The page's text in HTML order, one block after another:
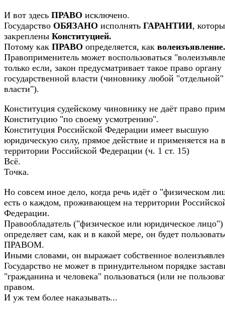
И вот здесь ПРАВО исключено.
Государство ОБЯЗАНО исполнять ГАРАНТИИ,
закреплены Конституцией.
Потому как ПРАВО определяется, как волеизъявление.
Правоприменитель может воспользоваться
только если, закон предусматривает такое право органу
государственной власти (чиновнику любой "отдельной"
власти").
Конституция судейскому чиновнику не даёт право
Конституцию "по своему усмотрению".
Конституция Российской Федерации имеет высшую
юридическую силу, прямое действие и применяется на
территории Российской Федерации (ч. 1 ст. 15)
Всё.
Точка.
Но совсем иное дело, когда речь идёт о "физическом
есть о каждом, проживающем на территории
Федерации.
Правообладатель ("физическое или юридическое лицо")
определяет сам, как и в какой мере, он будет
ПРАВОМ.
Иными словами, он выражает собственное
Государство не может в принудительном порядке
"гражданина и человека" пользоваться (или не
правом.
И уж тем более наказывать...